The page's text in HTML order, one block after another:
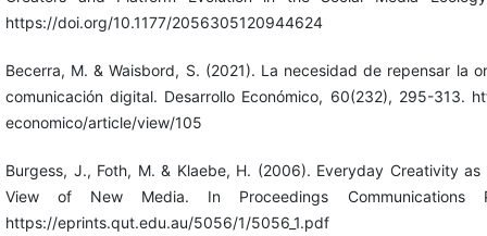
https://doi.org/10.1177/2056305120944624
Becerra, M. & Waisbord, S. (2021). La necesidad de repensar la
comunicación digital. Desarrollo Económico, 60(232), 295-313.
economico/article/view/105
Burgess, J., Foth, M. & Klaebe, H. (2006). Everyday Creativity
View of New Media. In Proceedings Communications
https://eprints.qut.edu.au/5056/1/5056_1.pdf